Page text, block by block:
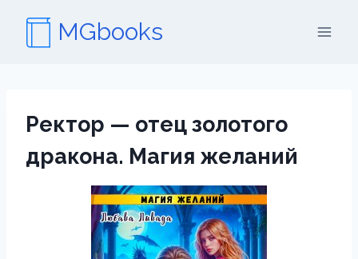
содержимому
MGbooks
Ректор — отец золотого
дракона. Магия желаний